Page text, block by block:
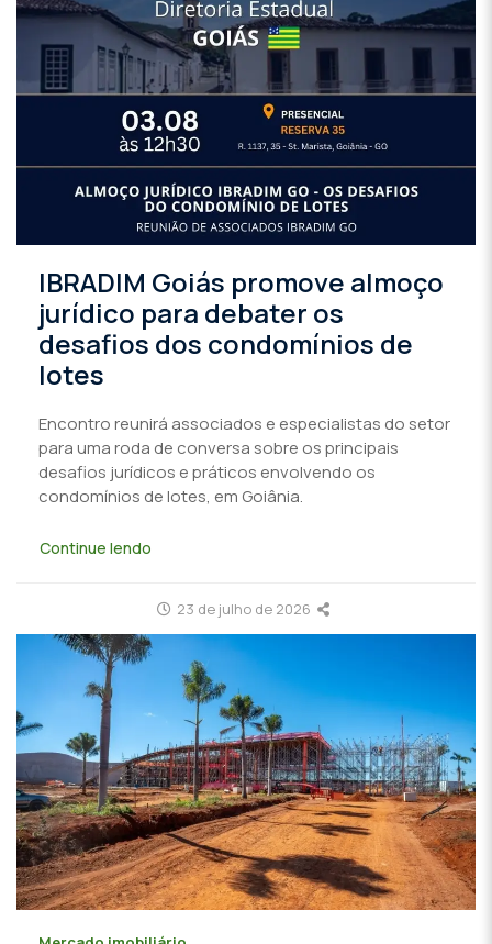
IBRADIM Goiás promove almoço
jurídico para debater os
desafios dos condomínios de
lotes
Encontro reunirá associados e especialistas do setor
para uma roda de conversa sobre os principais
desafios jurídicos e práticos envolvendo os
condomínios de lotes, em Goiânia.
Continue lendo
23 de julho de 2026